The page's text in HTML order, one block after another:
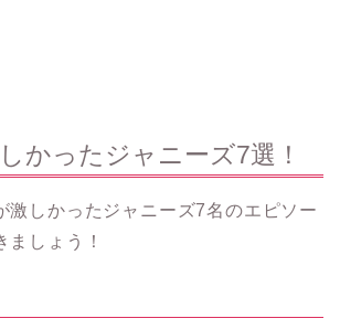
かったジャニーズ7選！
激しかったジャニーズ7名のエピソー
ましょう！